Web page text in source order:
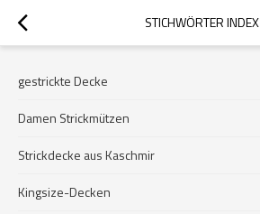
STICHWÖRTER INDEX
gestrickte Decke
Damen Strickmützen
Strickdecke aus Kaschmir
Kingsize-Decken